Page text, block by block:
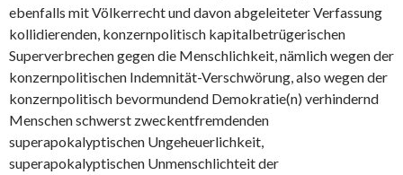
ebenfalls mit Völkerrecht und davon abgeleiteter Verfassung
kollidierenden, konzernpolitisch kapitalbetrügerischen
Superverbrechen gegen die Menschlichkeit, nämlich wegen der
konzernpolitischen Indemnität-Verschwörung, also wegen der
konzernpolitisch bevormundend Demokratie(n) verhindernd
Menschen schwerst zweckentfremdenden
superapokalyptischen Ungeheuerlichkeit,
superapokalyptischen Unmenschlichteit der